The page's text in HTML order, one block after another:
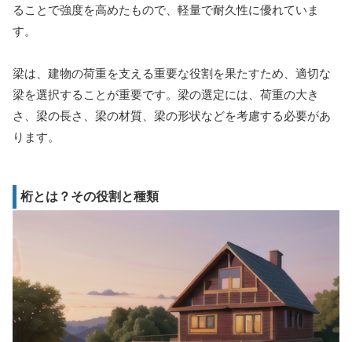
ることで強度を高めたもので、軽量で耐久性に優れていま
す。
梁は、建物の荷重を支える重要な役割を果たすため、適切な
梁を選択することが重要です。梁の選定には、荷重の大き
さ、梁の長さ、梁の材質、梁の形状などを考慮する必要があ
ります。
桁とは？その役割と種類